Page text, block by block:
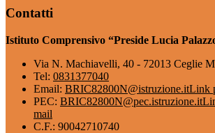
Contatti
Istituto Comprensivo “Preside Lucia
Via N. Machiavelli, 40 - 72013 Ceglie
Tel: 0831377040
Email: BRIC82800N@istruzione.itLink
PEC: BRIC82800N@pec.istruzione.it
mail
C.F.: 90042710740